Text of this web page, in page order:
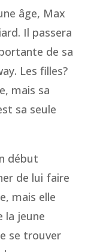
âge, Max
Il passera
de sa
Les filles?
mais sa
sa seule
début
de lui faire
mais elle
la jeune
se trouver